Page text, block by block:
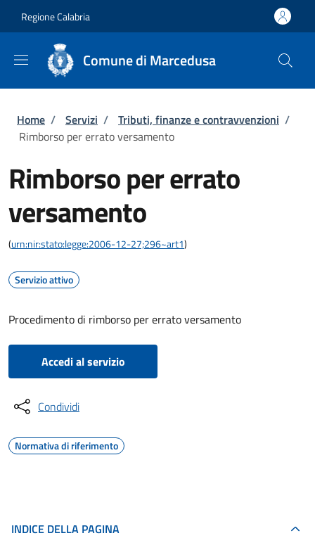
Regione Calabria
Comune di Marcedusa
Briciole di pane
Home / Servizi / Tributi, finanze e contravvenzioni /
Rimborso per errato versamento
Rimborso per errato
versamento
(urn:nir:stato:legge:2006-12-27;296~art1)
Servizio attivo
Procedimento di rimborso per errato versamento
Accedi al servizio
Condividi
Normativa di riferimento
INDICE DELLA PAGINA